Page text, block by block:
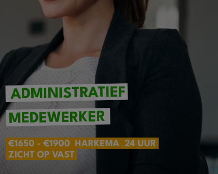
ADMINISTRATIEF
MEDEWERKER
€1650 - €1900 HARKEMA
24 UUR
ZICHT OP VAST